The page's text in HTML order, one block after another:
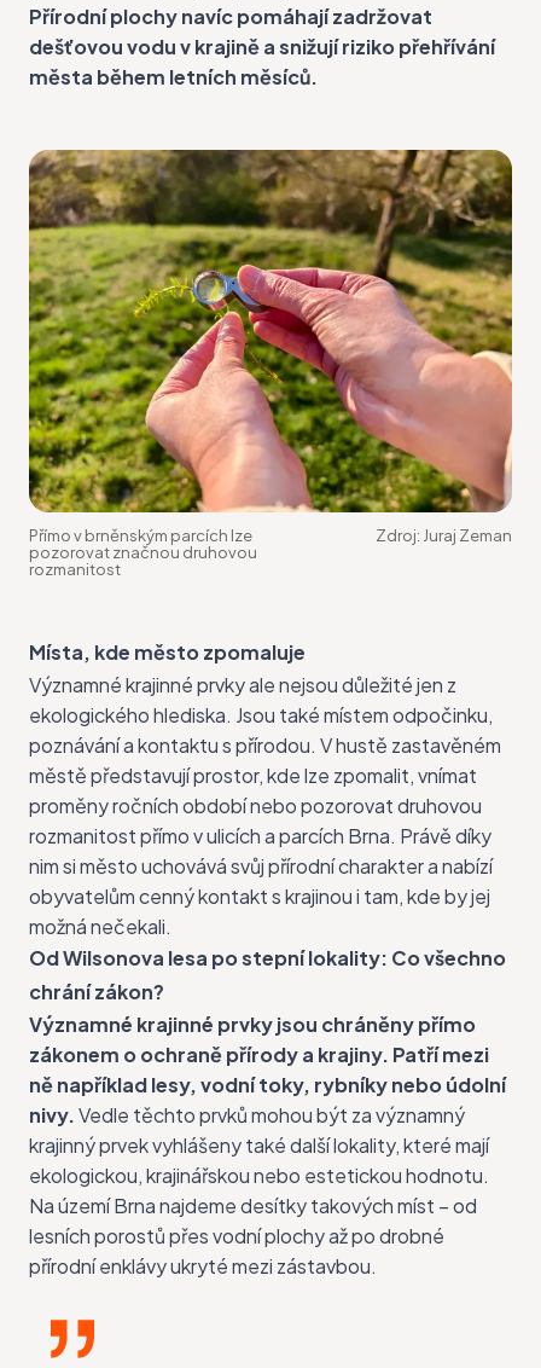
Přírodní plochy navíc pomáhají zadržovat
dešťovou vodu v krajině a snižují riziko přehřívání
města během letních měsíců.
Přímo v brněnským parcích lze
pozorovat značnou druhovou
rozmanitost
Zdroj: Juraj Zeman
Místa, kde město zpomaluje
Významné krajinné prvky ale nejsou důležité jen z
ekologického hlediska. Jsou také místem odpočinku,
poznávání a kontaktu s přírodou. V hustě zastavěném
městě představují prostor, kde lze zpomalit, vnímat
proměny ročních období nebo pozorovat druhovou
rozmanitost přímo v ulicích a parcích Brna. Právě díky
nim si město uchovává svůj přírodní charakter a nabízí
obyvatelům cenný kontakt s krajinou i tam, kde by jej
možná nečekali.
Od Wilsonova lesa po stepní lokality: Co všechno
chrání zákon?
Významné krajinné prvky jsou chráněny přímo
zákonem o ochraně přírody a krajiny. Patří mezi
ně například lesy, vodní toky, rybníky nebo údolní
nivy.Vedle těchto prvků mohou být za významný
krajinný prvek vyhlášeny také další lokality, které mají
ekologickou, krajinářskou nebo estetickou hodnotu.
Na území Brna najdeme desítky takových míst – od
lesních porostů přes vodní plochy až po drobné
přírodní enklávy ukryté mezi zástavbou.